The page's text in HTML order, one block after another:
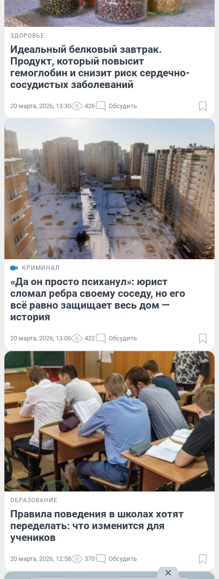
ЗДОРОВЬЕ
Идеальный белковый завтрак.
Продукт, который повысит
гемоглобин и снизит риск сердечно-
сосудистых заболеваний
20 марта, 2026, 13:30 426 Обсудить
КРИМИНАЛ
«Да он просто психанул»: юрист
сломал ребра своему соседу, но его
всё равно защищает весь дом —
история
20 марта, 2026, 13:00 422 Обсудить
ОБРАЗОВАНИЕ
Правила поведения в школах хотят
переделать: что изменится для
учеников
20 марта, 2026, 12:58 370 Обсудить